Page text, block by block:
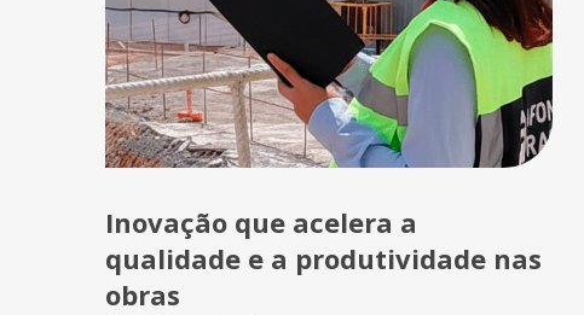
Inovação que acelera a
qualidade e a produtividade nas
obras